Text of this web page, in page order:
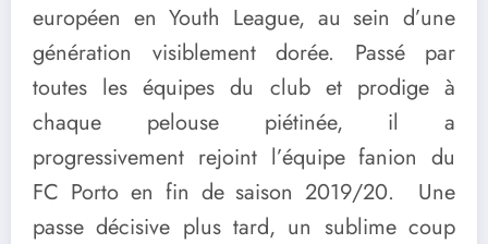
européen en Youth League, au sein d’une
génération visiblement dorée. Passé par
toutes les équipes du club et prodige à
chaque pelouse piétinée, il a
progressivement rejoint l’équipe fanion du
FC Porto en fin de saison 2019/20. Une
passe décisive plus tard, un sublime coup